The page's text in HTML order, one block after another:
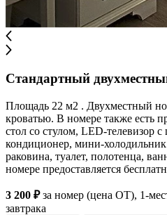
Стандартный
Площадь 22 м2 . Двухместный
кроватью. В номере также есть
стол со стулом, LED-телевизор
кондиционер, мини-
раковина, туалет, полотенца,
номере предоставляется
3 200 ₽за номер (цена ОТ), 1-
завтрака